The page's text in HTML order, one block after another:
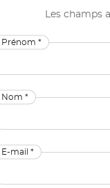
Les champs
Prénom *
Nom *
E-mail *